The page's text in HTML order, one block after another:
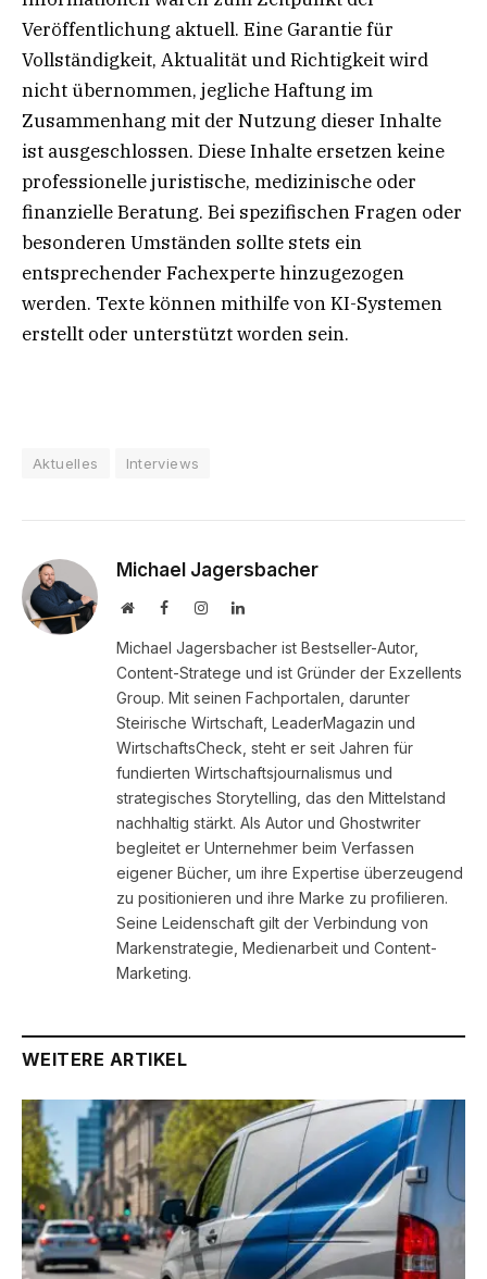
Veröffentlichung aktuell. Eine Garantie für
Vollständigkeit, Aktualität und Richtigkeit wird
nicht übernommen, jegliche Haftung im
Zusammenhang mit der Nutzung dieser Inhalte
ist ausgeschlossen. Diese Inhalte ersetzen keine
professionelle juristische, medizinische oder
finanzielle Beratung. Bei spezifischen Fragen oder
besonderen Umständen sollte stets ein
entsprechender Fachexperte hinzugezogen
werden. Texte können mithilfe von KI-Systemen
erstellt oder unterstützt worden sein.
Aktuelles Interviews
Michael Jagersbacher
WebsiteFacebookInstagramLinkedIn
Michael Jagersbacher ist Bestseller-Autor,
Content-Stratege und ist Gründer der Exzellents
Group. Mit seinen Fachportalen, darunter
Steirische Wirtschaft, LeaderMagazin und
WirtschaftsCheck, steht er seit Jahren für
fundierten Wirtschaftsjournalismus und
strategisches Storytelling, das den Mittelstand
nachhaltig stärkt. Als Autor und Ghostwriter
begleitet er Unternehmer beim Verfassen
eigener Bücher, um ihre Expertise überzeugend
zu positionieren und ihre Marke zu profilieren.
Seine Leidenschaft gilt der Verbindung von
Markenstrategie, Medienarbeit und Content-
Marketing.
WEITERE ARTIKEL